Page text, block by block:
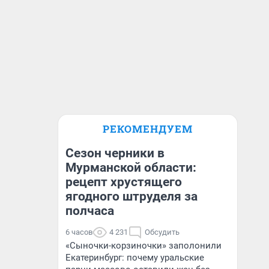
РЕКОМЕНДУЕМ
Сезон черники в
Мурманской области:
рецепт хрустящего
ягодного штруделя за
полчаса
6 часов 4 231 Обсудить
«Сыночки-корзиночки» заполонили
Екатеринбург: почему уральские